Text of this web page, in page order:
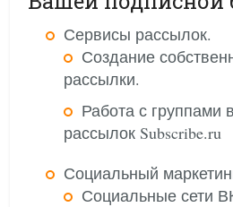
Сервисы рассылок.
Создание
рассылки.
Работа с группами
рассылок Subscribe.ru
Социальный
Социальные сети